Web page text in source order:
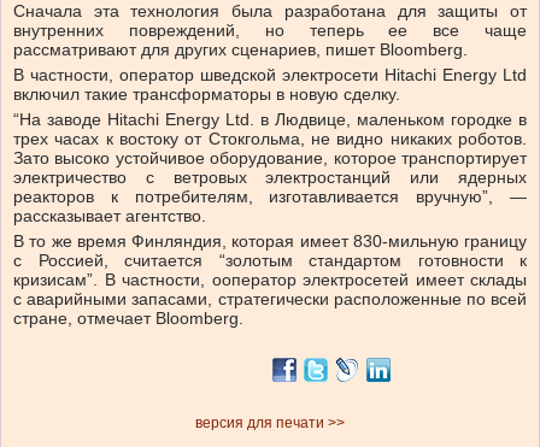
Сначала эта технология была разработана для защиты от
внутренних повреждений, но теперь ее все чаще
рассматривают для других сценариев, пишет Bloomberg.
В частности, оператор шведской электросети Hitachi Energy Ltd
включил такие трансформаторы в новую сделку.
“На заводе Hitachi Energy Ltd. в Людвице, маленьком городке в
трех часах к востоку от Стокгольма, не видно никаких роботов.
Зато высоко устойчивое оборудование, которое транспортирует
электричество с ветровых электростанций или ядерных
реакторов к потребителям, изготавливается вручную”, —
рассказывает агентство.
В то же время Финляндия, которая имеет 830-мильную границу
с Россией, считается “золотым стандартом готовности к
кризисам”. В частности, ооператор электросетей имеет склады
с аварийными запасами, стратегически расположенные по всей
стране, отмечает Bloomberg.
версия для печати >>